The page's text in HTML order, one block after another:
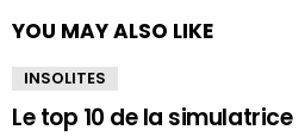
YOU MAY ALSO LIKE
INSOLITES
Le top 10 de la simulatrice